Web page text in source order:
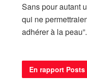
Sans pour autant
qui ne
adhérer à la peau”.
En rapport Posts